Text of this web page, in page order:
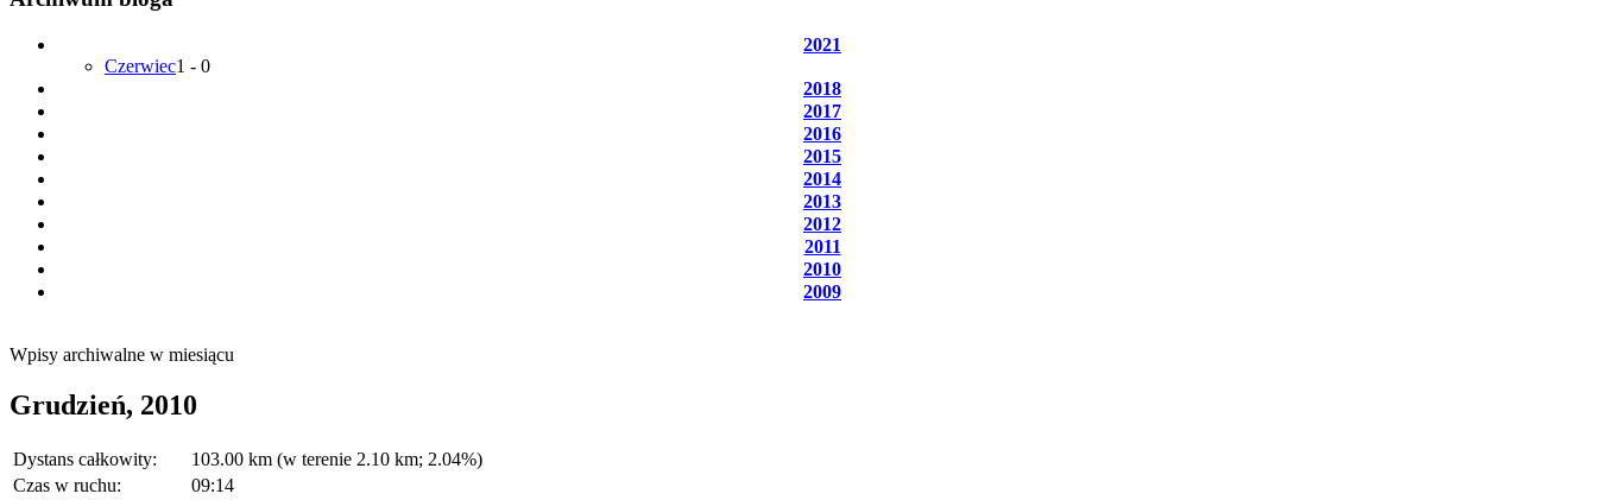
2021
Czerwiec1 - 0
2018
2017
2016
2015
2014
2013
2012
2011
2010
2009
Wpisy archiwalne w miesiącu
Grudzień, 2010
Dystans całkowity:
103.00 km (w terenie 2.10 km; 2.04%)
Czas w ruchu:
09:14